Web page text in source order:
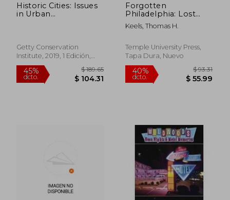
45%
dcto. $
Historic Cities: Issues
in Urban
Inglés)
Getty Conservation
Institute, 2019, 1 Edición,
Tapa Blanda, Nuevo
Forgotten
Philadelphia: Lost
Architecture of the
Quaker City (en
Keels, Thomas H.
Temple University Press,
Tapa Dura, Nuevo